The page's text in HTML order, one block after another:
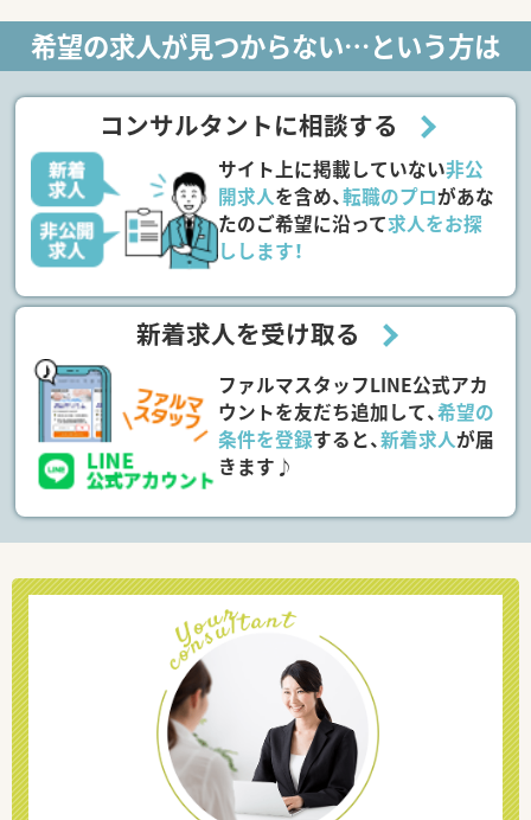
希望の求人が見つからない…という方は
コンサルタントに相談する
サイト上に掲載していない非公
開求人を含め、転職のプロがあな
たのご希望に沿って求人をお探
しします！
新着求人を受け取る
ファルマスタッフLINE公式アカ
ウントを友だち追加して、希望の
条件を登録すると、新着求人が届
きます♪